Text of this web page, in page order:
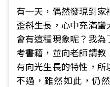
有一天，偶然發現到
歪斜生長，心中充滿
會有這種現象呢？我
考書籍，並向老師請
有向光生長的特性，所
不過，雖然如此，仍